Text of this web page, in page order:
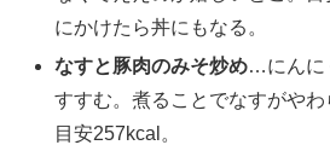
にかけたら丼にもなる。
なすと豚肉のみそ炒め…にんに
すすむ。煮ることでなすがやわ
目安257kcal。